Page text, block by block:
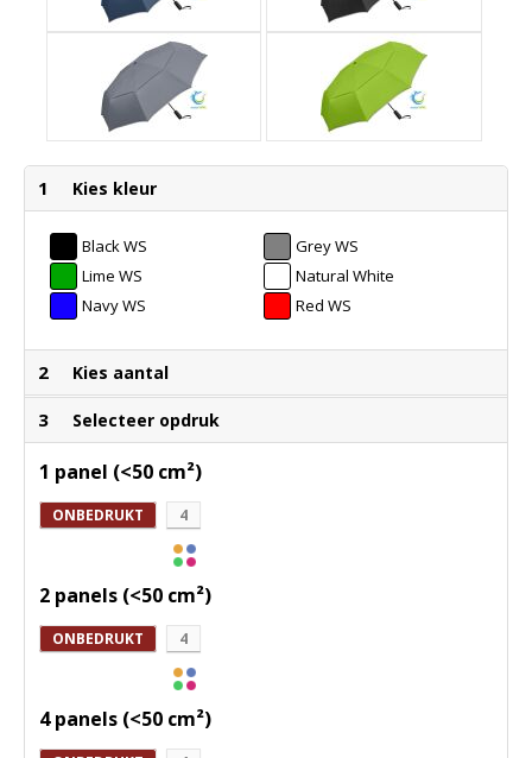
1 Kies kleur
Black WS
Grey WS
Lime WS
Natural White
WS
Navy WS Red WS
2 Kies aantal
3 Selecteer opdruk
1 panel (<50 cm²)
ONBEDRUKT 4
2 panels (<50 cm²)
ONBEDRUKT 4
4 panels (<50 cm²)